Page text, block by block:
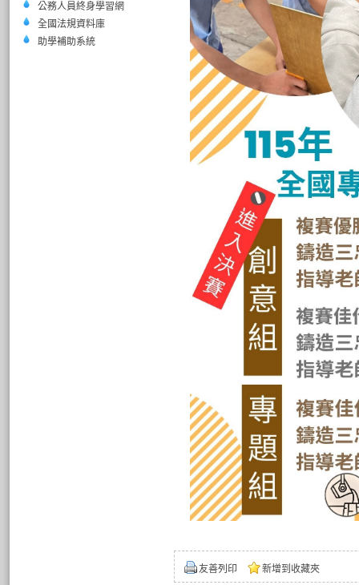
公務人員終身學習網
全國法規資料庫
助學補助系統
友善列印 新增到收藏夾